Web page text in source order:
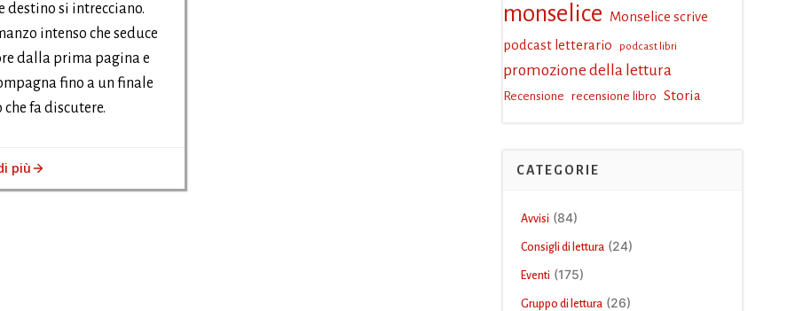
destino si intrecciano.
intenso che seduce
dalla prima pagina e
fino a un finale
fa discutere.
più
monselice Monselice scrive
podcast letterario
podcast libri
promozione della lettura
Recensione recensione libro Storia
CATEGORIE
Avvisi (84)
Consigli di lettura(24)
Eventi (175)
Gruppo di lettura(26)